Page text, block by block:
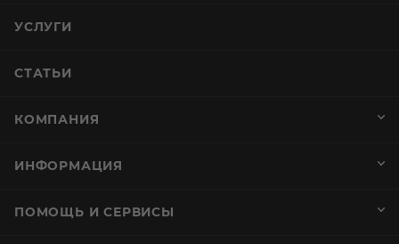
УСЛУГИ
СТАТЬИ
КОМПАНИЯ
ИНФОРМАЦИЯ
ПОМОЩЬ И СЕРВИСЫ